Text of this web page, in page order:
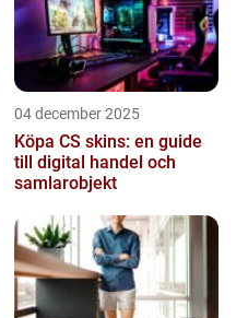
04 december 2025
Köpa CS skins: en guide
till digital handel och
samlarobjekt